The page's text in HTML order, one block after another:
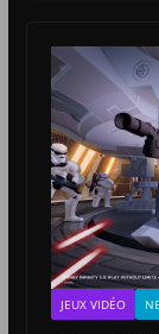
JEUX VIDÉO